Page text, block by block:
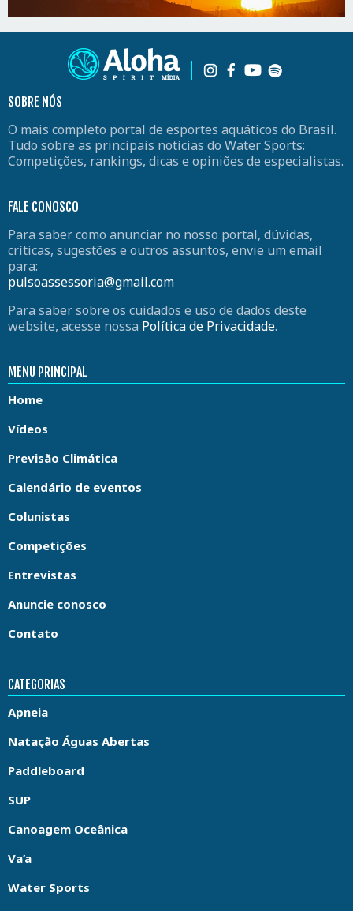
SOBRE NÓS
O mais completo portal de esportes aquáticos do Brasil.
Tudo sobre as principais notícias do Water Sports:
Competições, rankings, dicas e opiniões de especialistas.
FALE CONOSCO
Para saber como anunciar no nosso portal, dúvidas,
críticas, sugestões e outros assuntos, envie um email
para:
pulsoassessoria@gmail.com
Para saber sobre os cuidados e uso de dados deste
website, acesse nossa Política de Privacidade.
MENU PRINCIPAL
Home
Vídeos
Previsão Climática
Calendário de eventos
Colunistas
Competições
Entrevistas
Anuncie conosco
Contato
CATEGORIAS
Apneia
Natação Águas Abertas
Paddleboard
SUP
Canoagem Oceânica
Va’a
Water Sports